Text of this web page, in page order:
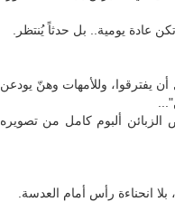
عادة يومية.. بل حدثاً يُنتظر.
أن يفترقوا، وللأمهات وهنّ يودعن
الزبائن ألبوم كامل من تصويره
بلا انحناءة رأس أمام العدسة.